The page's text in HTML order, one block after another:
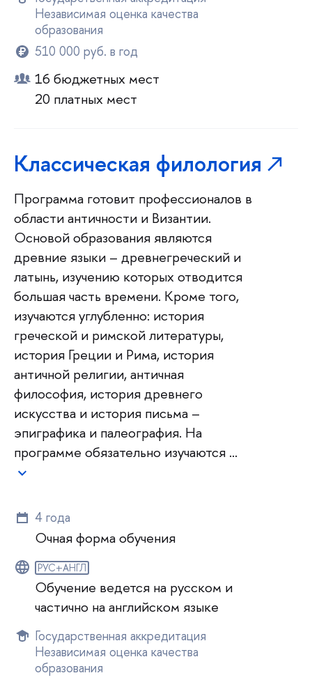
Независимая оценка качества
образования
510 000 руб. в год
16 бюджетных мест
20 платных мест
Классическая филология
Программа готовит профессионалов в
области античности и Византии.
Основой образования являются
древние языки – древнегреческий и
латынь, изучению которых отводится
большая часть времени. Кроме того,
изучаются углубленно: история
греческой и римской литературы,
история Греции и Рима, история
античной религии, античная
философия, история древнего
искусства и история письма –
эпиграфика и палеография. На
программе обязательно изучаются …
4 года
Очная форма обучения
РУС+АНГЛ
Обучение ведется на русском и
частично на английском языке
Государственная аккредитация
Независимая оценка качества
образования